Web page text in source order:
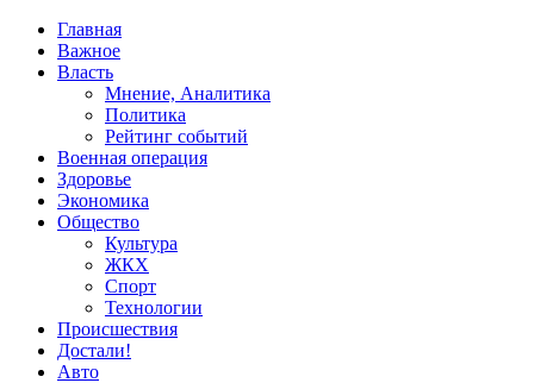
Главная
Важное
Власть
Мнение, Аналитика
Политика
Рейтинг событий
Военная операция
Здоровье
Экономика
Общество
Культура
ЖКХ
Спорт
Технологии
Происшествия
Достали!
Авто